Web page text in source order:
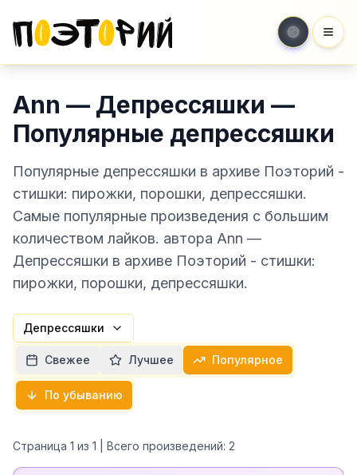
Ann — Депрессяшки —
Популярные депрессяшки
Популярные депрессяшки в архиве Поэторий -
стишки: пирожки, порошки, депрессяшки.
Самые популярные произведения с большим
количеством лайков. автора Ann —
Депрессяшки в архиве Поэторий - стишки:
пирожки, порошки, депрессяшки.
Депрессяшки
Свежее Лучшее Популярное
По убыванию
Страница 1 из 1 | Всего произведений: 2